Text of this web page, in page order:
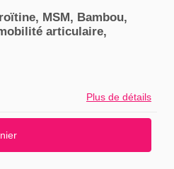
MSM, Bambou,
articulaire,
Plus de détails